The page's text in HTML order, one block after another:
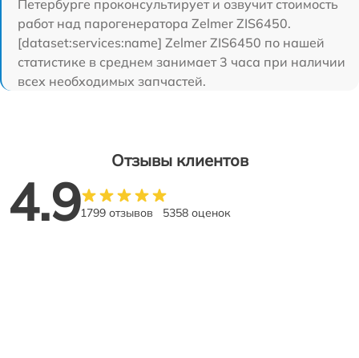
Петербурге проконсультирует и озвучит стоимость
работ над парогенератора Zelmer ZIS6450.
[dataset:services:name] Zelmer ZIS6450 по нашей
статистике в среднем занимает 3 часа при наличии
всех необходимых запчастей.
Отзывы клиентов
4.91799 отзывов 5358 оценок